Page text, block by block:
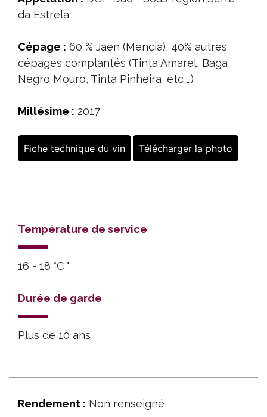
da Estrela
Cépage : 60 % Jaen (Mencia), 40% autres
cépages complantés (Tinta Amarel, Baga,
Negro Mouro, Tinta Pinheira, etc …)
Millésime : 2017
Fiche technique du vin Télécharger la photo
Température de service
16 - 18 °C °
Durée de garde
Plus de 10 ans
Rendement : Non renseigné